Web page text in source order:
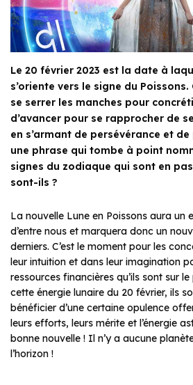
Le 20 février 2023 est la date à
s’oriente vers le signe du Poissons.
se serrer les manches pour
d’avancer pour se rapprocher de
en s’armant de persévérance et de
une phrase qui tombe à point
signes du zodiaque qui sont en
sont-ils ?
La nouvelle Lune en Poissons aura un
d’entre nous et marquera donc un
derniers. C’est le moment pour les
leur intuition et dans leur imagination
ressources financières qu’ils sont sur
cette énergie lunaire du 20 février, ils
bénéficier d’une certaine opulence
leurs efforts, leurs mérite et l’énergie
bonne nouvelle ! Il n’y a aucune
l’horizon !